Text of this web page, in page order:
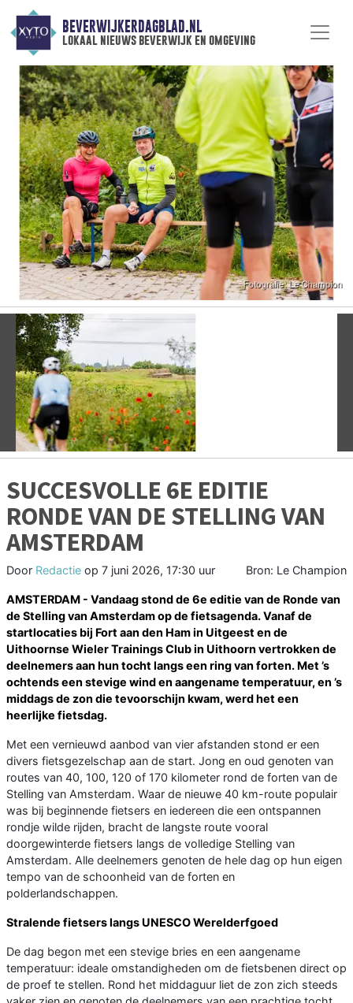
BEVERWIJKERDAGBLAD.NL
lokaal nieuws beverwijk en omgeving
Vorige
SUCCESVOLLE 6E EDITIE
RONDE VAN DE STELLING VAN
AMSTERDAM
Door Redactie op 7 juni 2026, 17:30 uur Bron: Le Champion
AMSTERDAM - Vandaag stond de 6e editie van de Ronde van
de Stelling van Amsterdam op de fietsagenda. Vanaf de
startlocaties bij Fort aan den Ham in Uitgeest en de
Uithoornse Wieler Trainings Club in Uithoorn vertrokken de
deelnemers aan hun tocht langs een ring van forten. Met ’s
ochtends een stevige wind en aangename temperatuur, en ’s
middags de zon die tevoorschijn kwam, werd het een
heerlijke fietsdag.
Met een vernieuwd aanbod van vier afstanden stond er een
divers fietsgezelschap aan de start. Jong en oud genoten van
routes van 40, 100, 120 of 170 kilometer rond de forten van de
Stelling van Amsterdam. Waar de nieuwe 40 km-route populair
was bij beginnende fietsers en iedereen die een ontspannen
rondje wilde rijden, bracht de langste route vooral
doorgewinterde fietsers langs de volledige Stelling van
Amsterdam. Alle deelnemers genoten de hele dag op hun eigen
tempo van de schoonheid van de forten en
polderlandschappen.
Stralende fietsers langs UNESCO Werelderfgoed
De dag begon met een stevige bries en een aangename
temperatuur: ideale omstandigheden om de fietsbenen direct op
de proef te stellen. Rond het middaguur liet de zon zich steeds